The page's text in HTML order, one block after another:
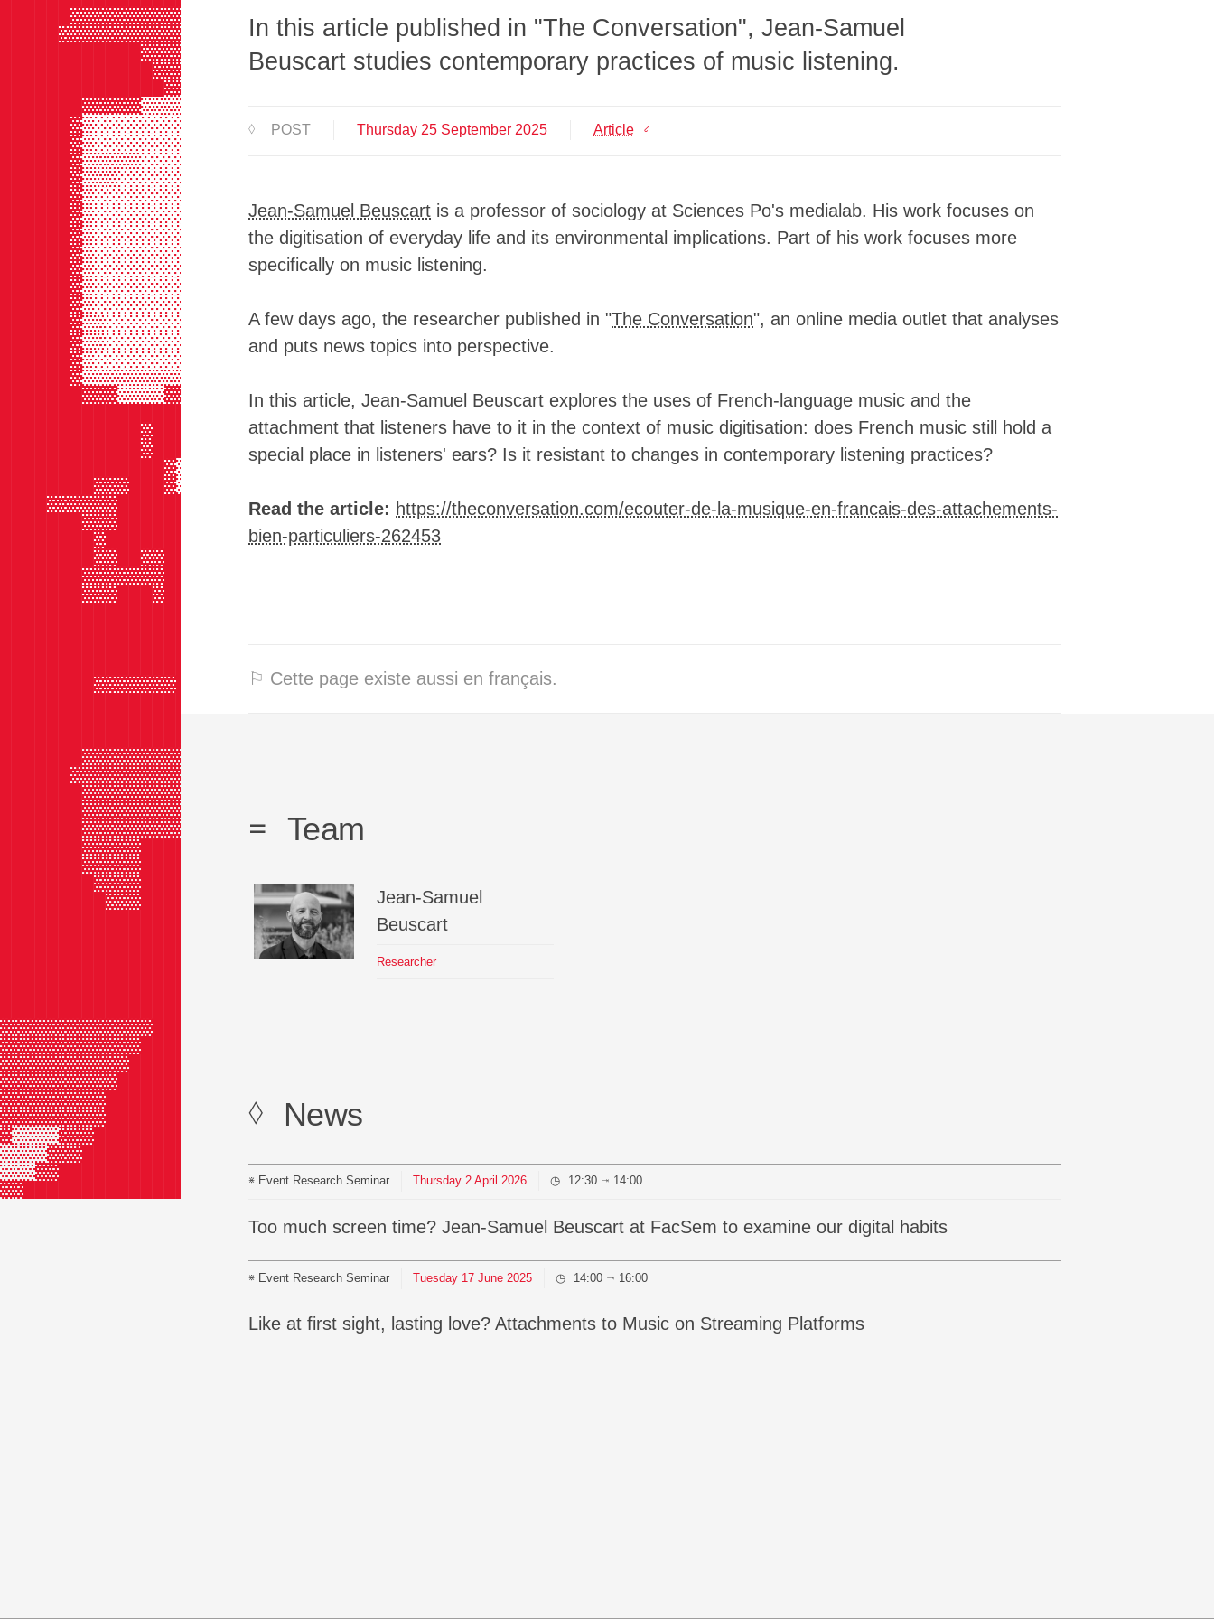
In this article published in "The Conversation", Jean-Samuel
Beuscart studies contemporary practices of music listening.
POST Thursday 25 September 2025 Article
Jean-Samuel Beuscart is a professor of sociology at Sciences Po's medialab. His work focuses on
the digitisation of everyday life and its environmental implications. Part of his work focuses more
specifically on music listening.
A few days ago, the researcher published in "The Conversation", an online media outlet that analyses
and puts news topics into perspective.
In this article, Jean-Samuel Beuscart explores the uses of French-language music and the
attachment that listeners have to it in the context of music digitisation: does French music still hold a
special place in listeners' ears? Is it resistant to changes in contemporary listening practices?
Read the article: https://theconversation.com/ecouter-de-la-musique-en-francais-des-attachements-
bien-particuliers-262453
⚐ Cette page existe aussi en français.
Team
Jean-Samuel
Beuscart
Researcher
News
Event Research Seminar Thursday 2 April 2026 12:30 ⇥ 14:00
Too much screen time? Jean-Samuel Beuscart at FacSem to examine our digital habits
Event Research Seminar Tuesday 17 June 2025 14:00 ⇥ 16:00
Like at first sight, lasting love? Attachments to Music on Streaming Platforms